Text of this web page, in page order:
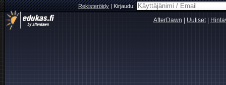
Rekisteröidy|Kirjaudu:
AfterDawn Uutiset|